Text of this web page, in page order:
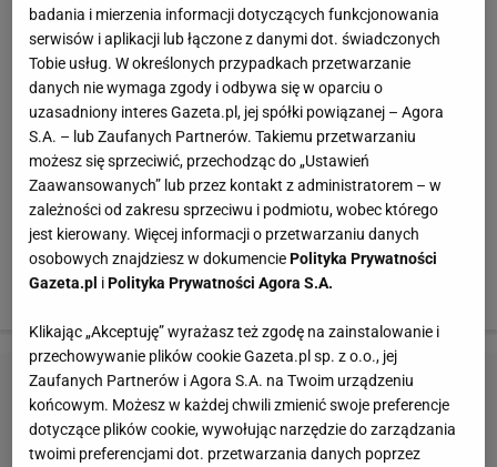
zagrozić? Niezawodny dotychczas Artur Jędrzejczyk
zmaga się nie tylko z falą krytyki kibiców, ale i z wizją
ławki rezerwowych Legii Warszawa na której zasiadł w
ostatnim meczu. Paweł Jaroszyński dopiero zbiera
reprezentacyjne szlify, co widać było na treningach,
gdzie piłkarz nie czuł się najpewniej. Poza tym
zawodnik Chievo Werona gra mało - w Serie A na
murawie pojawił się zaledwie sześciokrotnie. Jeszcze
we wtorek wydawało się więc, że Rybus może spać
spokojnie.
badania i mierzenia informacji dotyczących funkcjonowania
serwisów i aplikacji lub łączone z danymi dot. świadczonych
Tobie usług. W określonych przypadkach przetwarzanie
danych nie wymaga zgody i odbywa się w oparciu o
uzasadniony interes Gazeta.pl, jej spółki powiązanej – Agora
S.A. – lub Zaufanych Partnerów. Takiemu przetwarzaniu
możesz się sprzeciwić, przechodząc do „Ustawień
Zaawansowanych” lub przez kontakt z administratorem – w
zależności od zakresu sprzeciwu i podmiotu, wobec którego
jest kierowany. Więcej informacji o przetwarzaniu danych
osobowych znajdziesz w dokumenciePolityka Prywatności
Gazeta.pl iPolityka Prywatności Agora S.A.
Klikając „Akceptuję” wyrażasz też zgodę na zainstalowanie i
przechowywanie plików cookie Gazeta.pl sp. z o.o., jej
Zaufanych Partnerów i Agora S.A. na Twoim urządzeniu
końcowym. Możesz w każdej chwili zmienić swoje preferencje
dotyczące plików cookie, wywołując narzędzie do zarządzania
twoimi preferencjami dot. przetwarzania danych poprzez